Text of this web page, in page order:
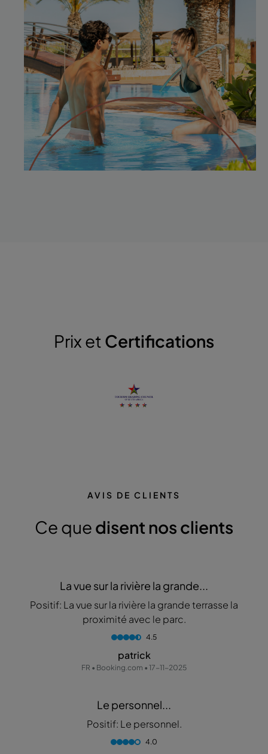
Prix et Certifications
AVIS DE CLIENTS
Ce que disent nos clients
La vue sur la rivière la grande...
Positif: La vue sur la rivière la grande terrasse la
proximité avec le parc.
4.5
patrick
FR • Booking.com • 17-11-2025
Le personnel...
Positif: Le personnel.
4.0